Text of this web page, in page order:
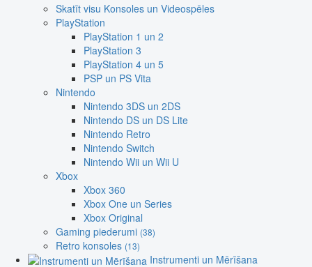
Skatīt visu Konsoles un Videospēles
PlayStation
PlayStation 1 un 2
PlayStation 3
PlayStation 4 un 5
PSP un PS Vita
Nintendo
Nintendo 3DS un 2DS
Nintendo DS un DS Lite
Nintendo Retro
Nintendo Switch
Nintendo Wii un Wii U
Xbox
Xbox 360
Xbox One un Series
Xbox Original
Gaming piederumi (38)
Retro konsoles (13)
Instrumenti un Mērīšana